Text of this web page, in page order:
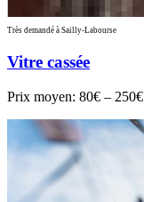
Très demandé à Sailly-Labourse
Vitre cassée
Prix moyen: 80€ – 250€